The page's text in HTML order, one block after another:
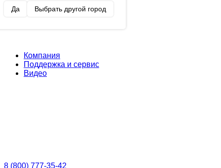
Да Выбрать другой город
Компания
Поддержка и сервис
Видео
8 (800) 777-35-42